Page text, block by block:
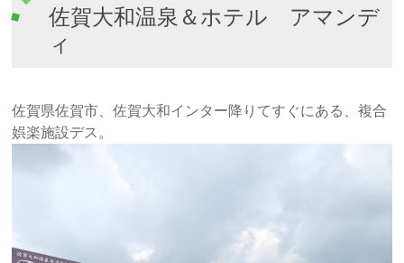
佐賀大和温泉＆ホテル アマンデ
ィ
佐賀県佐賀市、佐賀大和インター降りてすぐにある、複合
娯楽施設デス。